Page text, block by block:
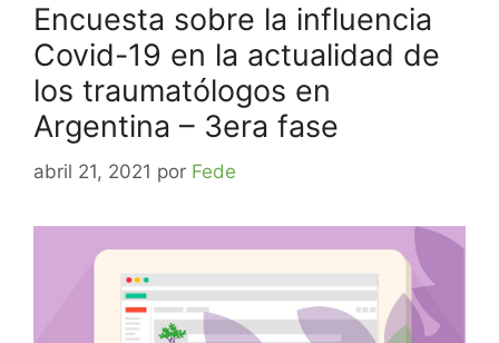
Encuesta sobre la influencia
Covid-19 en la actualidad de
los traumatólogos en
Argentina – 3era fase
abril 21, 2021 por Fede